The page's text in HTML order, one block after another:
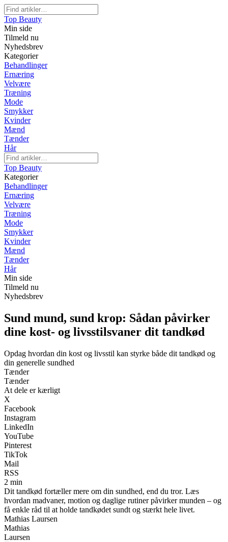
Top Beauty
Min side
Tilmeld nu
Nyhedsbrev
Kategorier
Behandlinger
Ernæring
Velvære
Træning
Mode
Smykker
Kvinder
Mænd
Tænder
Hår
Top Beauty
Kategorier
Behandlinger
Ernæring
Velvære
Træning
Mode
Smykker
Kvinder
Mænd
Tænder
Hår
Min side
Tilmeld nu
Nyhedsbrev
Sund mund, sund krop: Sådan påvirker
dine kost- og livsstilsvaner dit tandkød
Opdag hvordan din kost og livsstil kan styrke både dit tandkød og
din generelle sundhed
Tænder
Tænder
At dele er kærligt
X
Facebook
Instagram
LinkedIn
YouTube
Pinterest
TikTok
Mail
RSS
2 min
Dit tandkød fortæller mere om din sundhed, end du tror. Læs
hvordan madvaner, motion og daglige rutiner påvirker munden – og
få enkle råd til at holde tandkødet sundt og stærkt hele livet.
Mathias Laursen
Mathias
Laursen